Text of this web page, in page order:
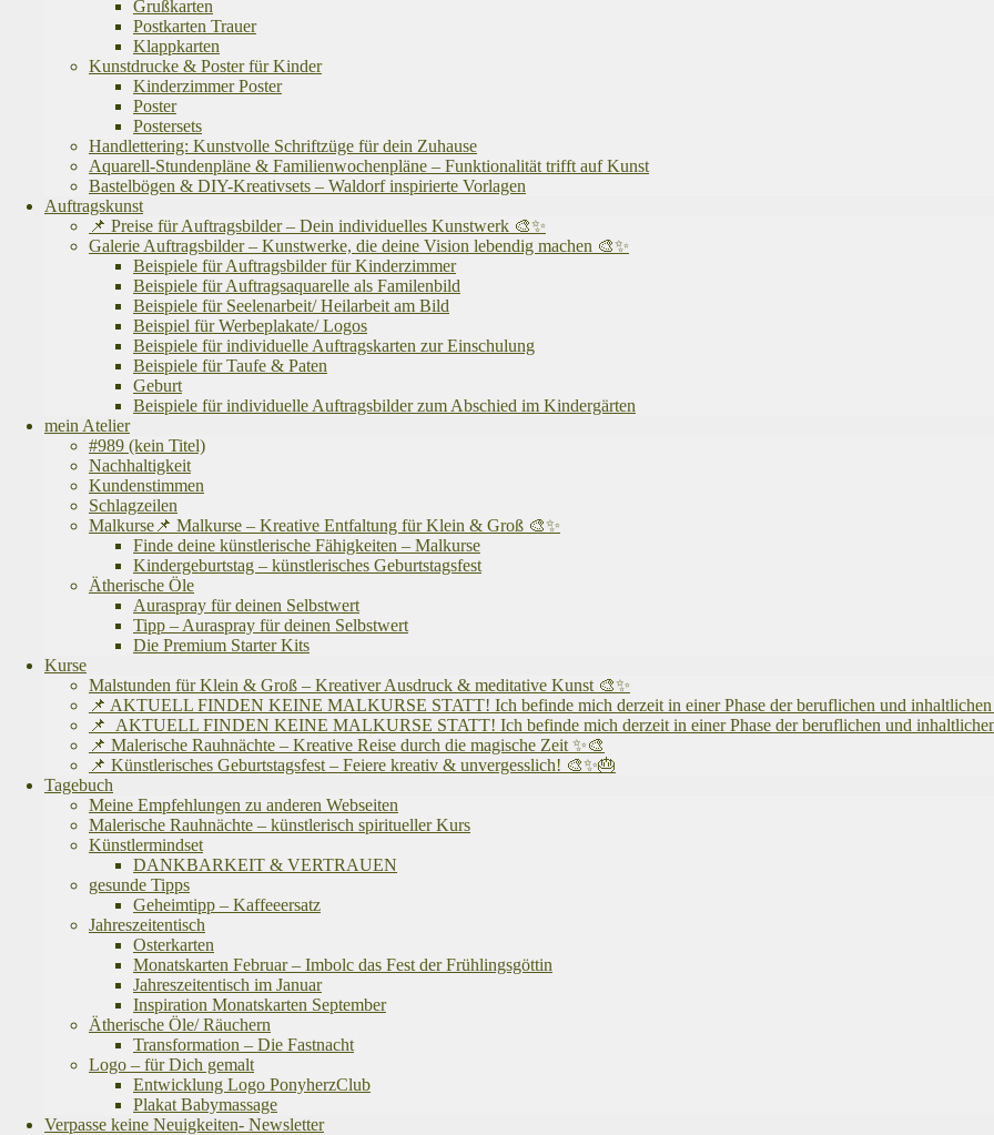
Grußkarten
Postkarten Trauer
Klappkarten
Kunstdrucke & Poster für Kinder
Kinderzimmer Poster
Poster
Postersets
Handlettering: Kunstvolle Schriftzüge für dein Zuhause
Aquarell-Stundenpläne & Familienwochenpläne – Funktionalität trifft auf Kunst
Bastelbögen & DIY-Kreativsets – Waldorf inspirierte Vorlagen
Auftragskunst
📌 Preise für Auftragsbilder – Dein individuelles Kunstwerk 🎨✨
Galerie Auftragsbilder – Kunstwerke, die deine Vision lebendig machen 🎨✨
Beispiele für Auftragsbilder für Kinderzimmer
Beispiele für Auftragsaquarelle als Familenbild
Beispiele für Seelenarbeit/ Heilarbeit am Bild
Beispiel für Werbeplakate/ Logos
Beispiele für individuelle Auftragskarten zur Einschulung
Beispiele für Taufe & Paten
Geburt
Beispiele für individuelle Auftragsbilder zum Abschied im Kindergärten
mein Atelier
#989 (kein Titel)
Nachhaltigkeit
Kundenstimmen
Schlagzeilen
Malkurse📌 Malkurse – Kreative Entfaltung für Klein & Groß 🎨✨
Finde deine künstlerische Fähigkeiten – Malkurse
Kindergeburtstag – künstlerisches Geburtstagsfest
Ätherische Öle
Auraspray für deinen Selbstwert
Tipp – Auraspray für deinen Selbstwert
Die Premium Starter Kits
Kurse
Malstunden für Klein & Groß – Kreativer Ausdruck & meditative Kunst 🎨✨
📌 AKTUELL FINDEN KEINE MALKURSE STATT! Ich befinde mich derzeit in einer Phase der beruflichen und inhaltlichen
📌 AKTUELL FINDEN KEINE MALKURSE STATT! Ich befinde mich derzeit in einer Phase der beruflichen und
📌 Malerische Rauhnächte – Kreative Reise durch die magische Zeit ✨🎨
📌 Künstlerisches Geburtstagsfest – Feiere kreativ & unvergesslich! 🎨✨🎂
Tagebuch
Meine Empfehlungen zu anderen Webseiten
Malerische Rauhnächte – künstlerisch spiritueller Kurs
Künstlermindset
DANKBARKEIT & VERTRAUEN
gesunde Tipps
Geheimtipp – Kaffeeersatz
Jahreszeitentisch
Osterkarten
Monatskarten Februar – Imbolc das Fest der Frühlingsgöttin
Jahreszeitentisch im Januar
Inspiration Monatskarten September
Ätherische Öle/ Räuchern
Transformation – Die Fastnacht
Logo – für Dich gemalt
Entwicklung Logo PonyherzClub
Plakat Babymassage
Verpasse keine Neuigkeiten- Newsletter